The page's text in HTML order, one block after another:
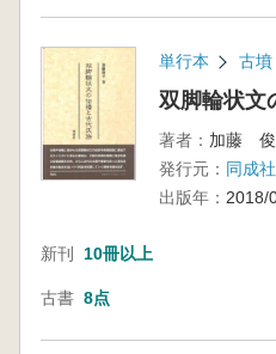
単行本 古墳
双脚輪状文
著者： 加藤 俊
発行元： 同成社
出版年： 2018/
新刊 10冊以上
古書 8点